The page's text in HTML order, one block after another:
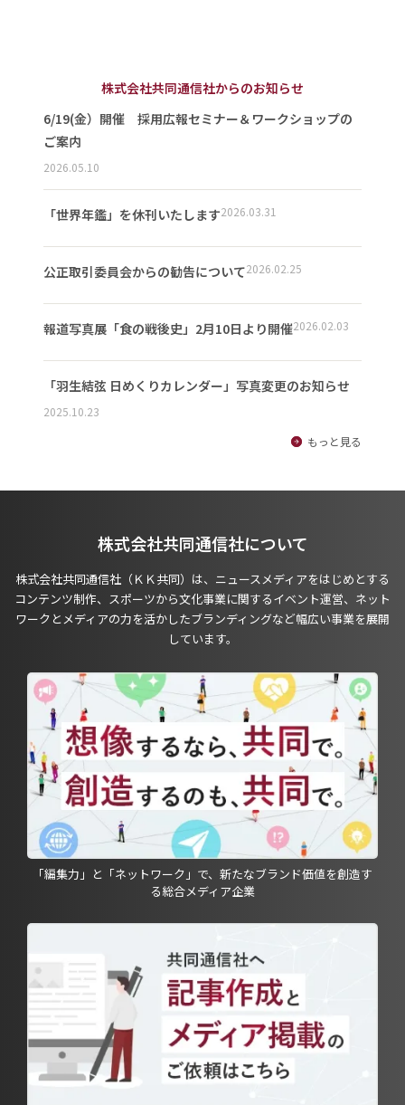
株式会社共同通信社からのお知らせ
6/19(金）開催 採用広報セミナー＆ワークショップの
ご案内
2026.05.10
「世界年鑑」を休刊いたします2026.03.31
公正取引委員会からの勧告について2026.02.25
報道写真展「食の戦後史」2月10日より開催2026.02.03
「羽生結弦 日めくりカレンダー」写真変更のお知らせ
2025.10.23
もっと見る
株式会社共同通信社について
株式会社共同通信社（ＫＫ共同）は、ニュースメディアをはじめとする
コンテンツ制作、スポーツから文化事業に関するイベント運営、ネット
ワークとメディアの力を活かしたブランディングなど幅広い事業を展開
しています。
「編集力」と「ネットワーク」で、新たなブランド価値を創造す
る総合メディア企業